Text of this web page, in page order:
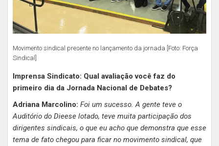
Movimento sindical presente no lançamento da jornada [Foto: Força
Sindical]
Imprensa Sindicato: Qual avaliação você faz do
primeiro dia da Jornada Nacional de Debates?
Adriana Marcolino: Foi um sucesso. A gente teve o
Auditório do Dieese lotado, teve muita participação dos
dirigentes sindicais, o que eu acho que demonstra que esse
tema de fato chegou para ficar no movimento sindical, que